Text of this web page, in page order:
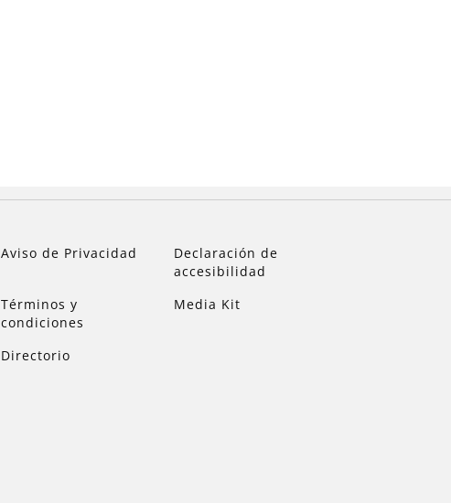
Aviso de Privacidad
Declaración de
accesibilidad
Términos y
condiciones
Media Kit
Directorio